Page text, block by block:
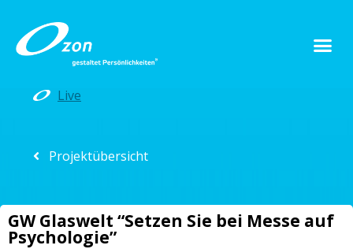
Live
Projektübersicht
GW Glaswelt “Setzen Sie bei Messe auf
Psychologie”